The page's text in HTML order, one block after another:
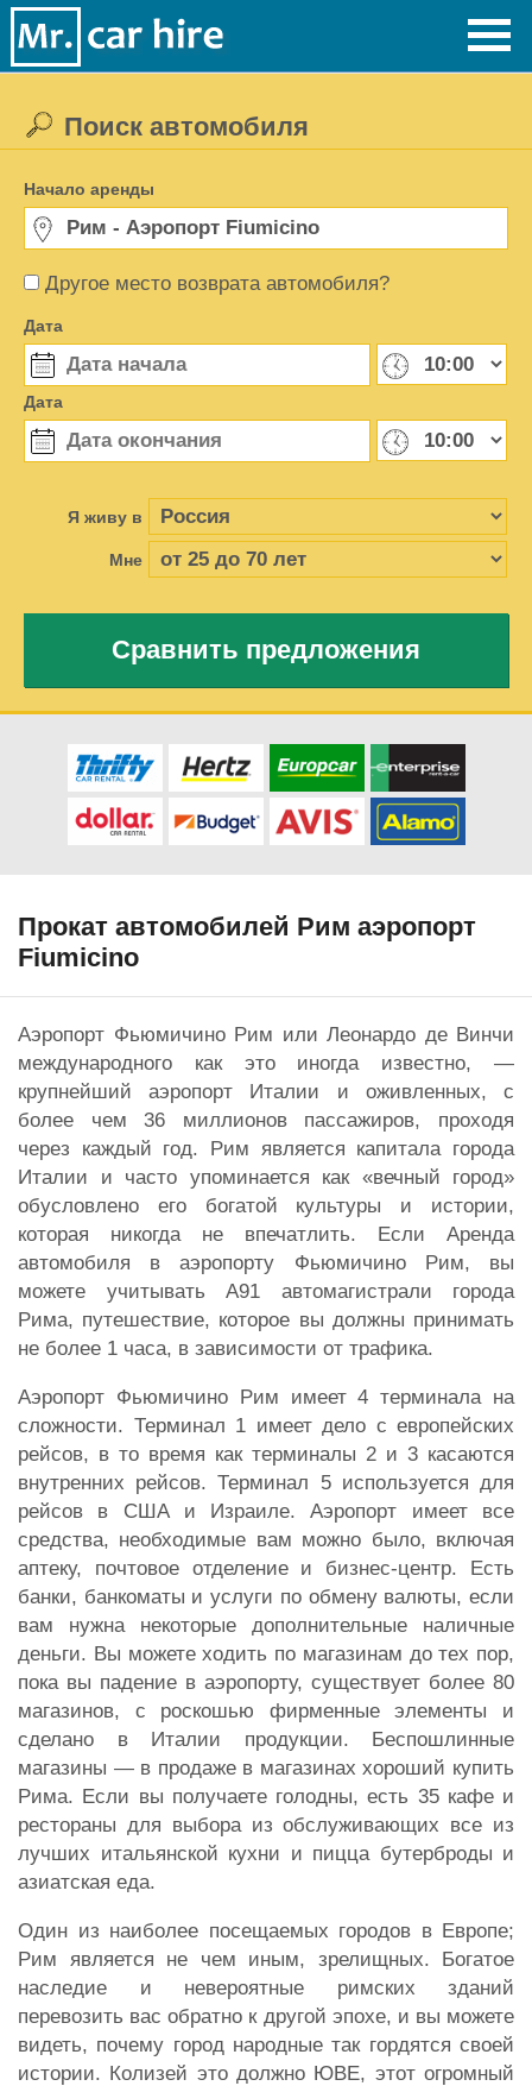
Другое место возврата автомобиля?
Поиск автомобиля
Начало аренды
Дата
Дата
Я живу в
Мне
Сравнить предложения
Прокат автомобилей Рим аэропорт
Fiumicino
Аэропорт Фьюмичино Рим или Леонардо де Винчи
международного как это иногда известно, —
крупнейший аэропорт Италии и оживленных, с
более чем 36 миллионов пассажиров, проходя
через каждый год. Рим является капитала города
Италии и часто упоминается как «вечный город»
обусловлено его богатой культуры и истории,
которая никогда не впечатлить. Если Аренда
автомобиля в аэропорту Фьюмичино Рим, вы
можете учитывать A91 автомагистрали города
Рима, путешествие, которое вы должны принимать
не более 1 часа, в зависимости от трафика.
Аэропорт Фьюмичино Рим имеет 4 терминала на
сложности. Терминал 1 имеет дело с европейских
рейсов, в то время как терминалы 2 и 3 касаются
внутренних рейсов. Терминал 5 используется для
рейсов в США и Израиле. Аэропорт имеет все
средства, необходимые вам можно было, включая
аптеку, почтовое отделение и бизнес-центр. Есть
банки, банкоматы и услуги по обмену валюты, если
вам нужна некоторые дополнительные наличные
деньги. Вы можете ходить по магазинам до тех пор,
пока вы падение в аэропорту, существует более 80
магазинов, с роскошью фирменные элементы и
сделано в Италии продукции. Беспошлинные
магазины — в продаже в магазинах хороший купить
Рима. Если вы получаете голодны, есть 35 кафе и
рестораны для выбора из обслуживающих все из
лучших итальянской кухни и пицца бутерброды и
азиатская еда.
Один из наиболее посещаемых городов в Европе;
Рим является не чем иным, зрелищных. Богатое
наследие и невероятные римских зданий
перевозить вас обратно к другой эпохе, и вы можете
видеть, почему город народные так гордятся своей
истории. Колизей это должно ЮВЕ, этот огромный